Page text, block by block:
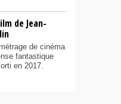
de Jean-
de cinéma
fantastique
en 2017.